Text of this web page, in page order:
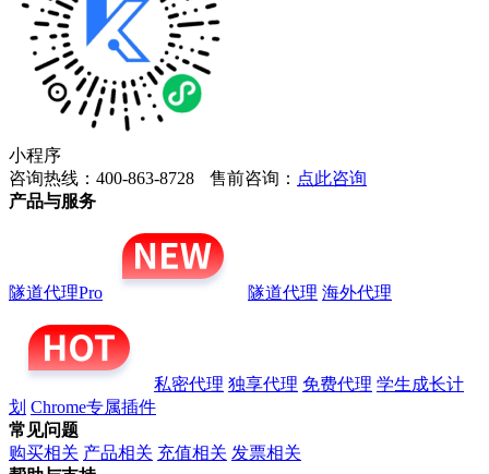
小程序
咨询热线：400-863-8728
售前咨询： 点此咨询
产品与服务
隧道代理Pro 隧道代理 海外代理
私密代理 独享代理 免费代理 学生成长计
划 Chrome专属插件
常见问题
购买相关 产品相关 充值相关 发票相关